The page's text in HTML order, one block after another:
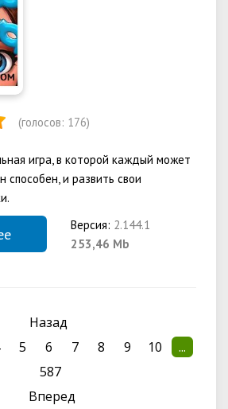
(голосов: 176)
игра, в которой каждый может
способен, и развить свои
Версия: 2.144.1
253,46 Mb
Назад
5 6 7 8 9 10
...
587
Вперед